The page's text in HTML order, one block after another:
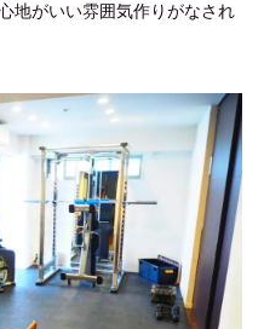
地がいい雰囲気作りがなされ